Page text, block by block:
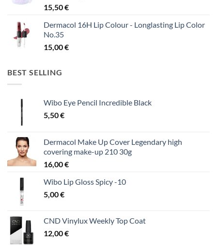
15,50€
Dermacol 16H Lip Colour - Longlasting Lip Color
No.35
15,00€
BEST SELLING
Wibo Eye Pencil Incredible Black
5,50€
Dermacol Make Up Cover Legendary high
covering make-up 210 30g
16,00€
Wibo Lip Gloss Spicy -10
5,00€
CND Vinylux Weekly Top Coat
12,00€